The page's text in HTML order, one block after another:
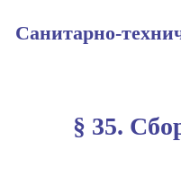
Санитарно-
§ 35.